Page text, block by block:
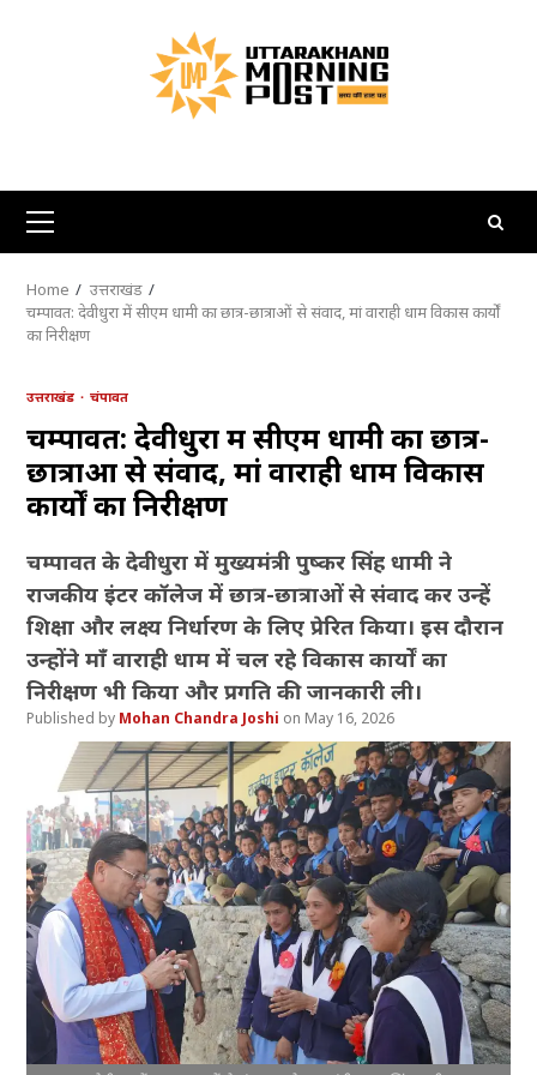
Primary
Menu
Home
उत्तराखंड
चम्पावत: देवीधुरा में सीएम धामी का छात्र-छात्राओं से संवाद, मां वाराही धाम विकास कार्यों
का निरीक्षण
उत्तराखंड चंपावत
चम्पावत: देवीधुरा में सीएम धामी का छात्र-
छात्राओं से संवाद, मां वाराही धाम विकास
कार्यों का निरीक्षण
चम्पावत के देवीधुरा में मुख्यमंत्री पुष्कर सिंह धामी ने
राजकीय इंटर कॉलेज में छात्र-छात्राओं से संवाद कर उन्हें
शिक्षा और लक्ष्य निर्धारण के लिए प्रेरित किया। इस दौरान
उन्होंने माँ वाराही धाम में चल रहे विकास कार्यों का
निरीक्षण भी किया और प्रगति की जानकारी ली।
Mohan Chandra Joshi May 16, 2026